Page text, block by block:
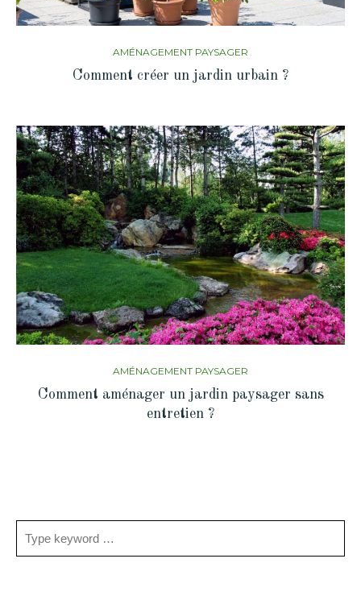
AMÉNAGEMENT PAYSAGER
Comment créer un jardin urbain ?
AMÉNAGEMENT PAYSAGER
Comment aménager un jardin paysager sans
entretien ?